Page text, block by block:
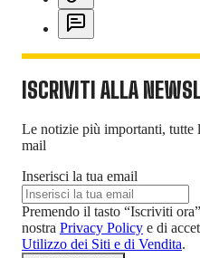
ISCRIVITI ALLA
Le notizie più importanti, tutte
mail
Inserisci la tua email
Premendo il tasto “Iscriviti
nostra Privacy Policy e di
Utilizzo dei Siti e di Vendita.